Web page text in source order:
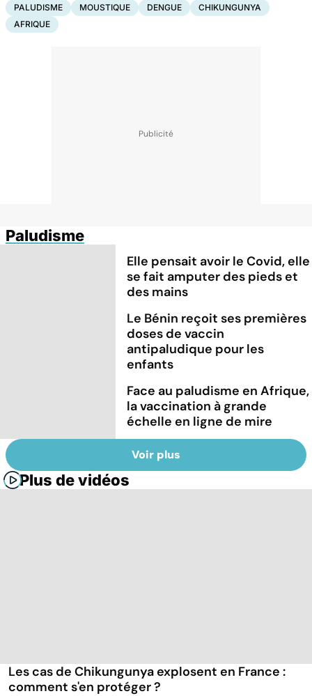
PALUDISME MOUSTIQUE DENGUE
CHIKUNGUNYA
AFRIQUE
Paludisme
Elle pensait avoir le Covid, elle
se fait amputer des pieds et
des mains
Le Bénin reçoit ses premières
doses de vaccin
antipaludique pour les
enfants
Face au paludisme en Afrique,
la vaccination à grande
échelle en ligne de mire
Voir plus
Plus de vidéos
Les cas de Chikungunya explosent en France :
comment s'en protéger ?